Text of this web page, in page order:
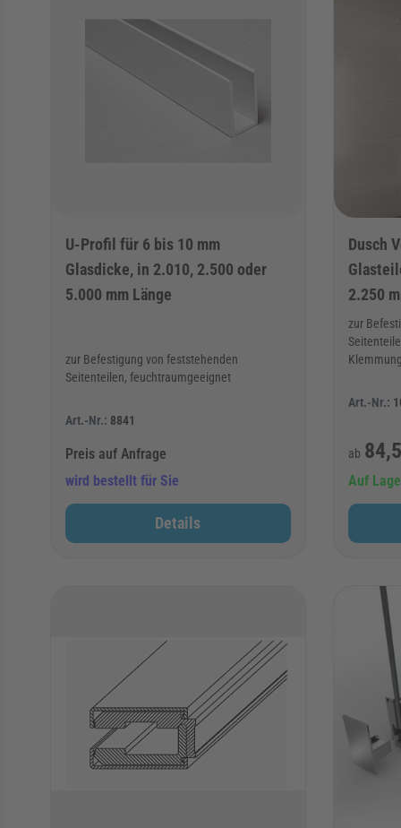
U-Profil für 6 bis 10 mm
Glasdicke, in 2.010, 2.500 oder
5.000 mm Länge
zur Befestigung von feststehenden
Seitenteilen, feuchtraumgeeignet
Art.-Nr.: 8841
Preis auf Anfrage
wird bestellt für Sie
Details
Dusch
2.250
zur
Klemmung
Art.-Nr.:
ab
Auf